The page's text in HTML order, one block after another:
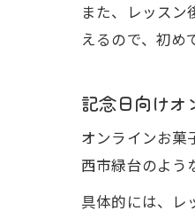
また、レッス
えるので、初め
記念日向けオ
オンラインお菓
西市緑台のよう
具体的には、レ